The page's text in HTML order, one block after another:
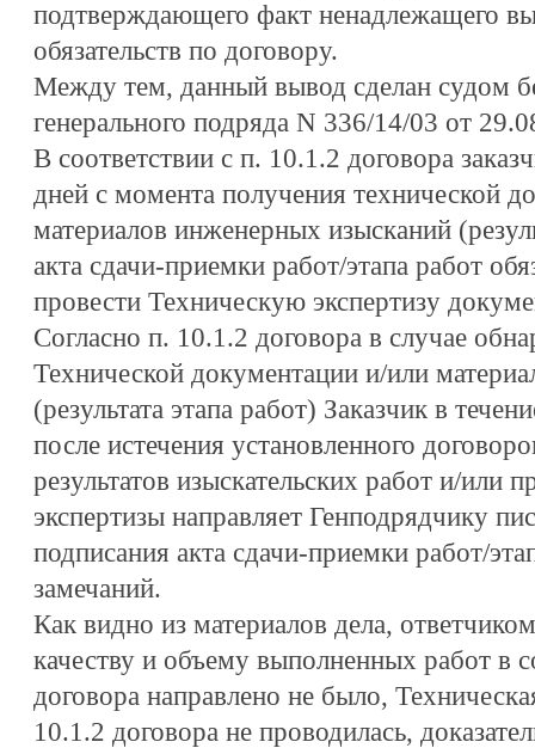
подтверждающего факт ненадлежащего
обязательств по договору.
Между тем, данный вывод сделан судом
генерального подряда N 336/14/03 от
В соответствии с п. 10.1.2 договора
дней с момента получения технической
материалов инженерных изысканий
акта сдачи-приемки работ/этапа работ
провести Техническую экспертизу
Согласно п. 10.1.2 договора в случае
Технической документации и/или
(результата этапа работ) Заказчик в
после истечения установленного
результатов изыскательских работ и/или
экспертизы направляет Генподрядчику
подписания акта сдачи-приемки работ/
замечаний.
Как видно из материалов дела,
качеству и объему выполненных работ в
договора направлено не было,
10.1.2 договора не проводилась,